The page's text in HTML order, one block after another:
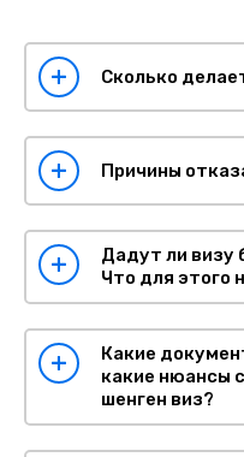
Сколько
Причины
Дадут ли визу
Что для этого
Какие
какие нюансы
шенген виз?